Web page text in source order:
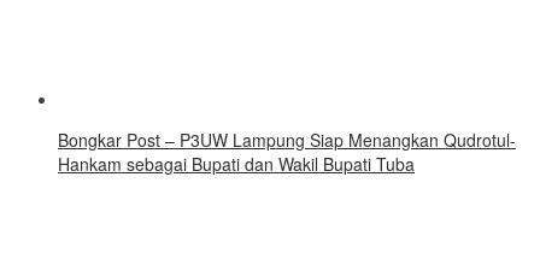
Bongkar Post – P3UW Lampung Siap Menangkan Qudrotul-
Hankam sebagai Bupati dan Wakil Bupati Tuba